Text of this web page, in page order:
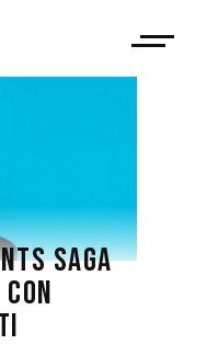
SAGA